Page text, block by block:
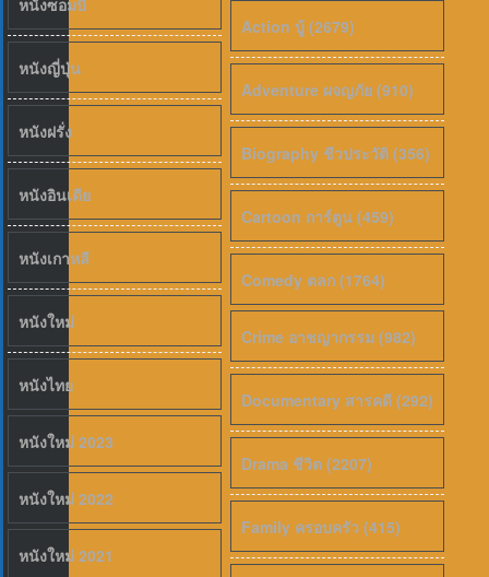
หนังญี่ปุ่น
หนังฝรั่ง
หนังอินเดีย
หนังเกาหลี
หนังใหม่
หนังไทย
หนังใหม่ 2023
หนังใหม่ 2022
หนังใหม่ 2021
6.5
Action บู้ (2679)
Adventure ผจญภัย (910)
Biography ชีวประวัติ (356)
Cartoon การ์ตูน (459)
Comedy ตลก (1764)
Crime อาชญากรรม (982)
Documentary สารคดี (292)
Drama ชีวิต (2207)
Family ครอบครัว (415)